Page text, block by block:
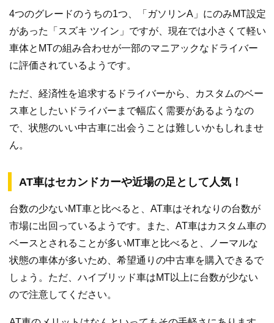
4つのグレードのうちの1つ、「ガソリンA」にのみMT設定
があった「スズキ ツイン」ですが、現在では小さくて軽い
車体とMTの組み合わせが一部のマニアックなドライバー
に評価されているようです。
ただ、経済性を追求するドライバーから、カスタムのベー
ス車としたいドライバーまで幅広く需要があるようなの
で、状態のいい中古車に出会うことは難しいかもしれませ
ん。
AT車はセカンドカーや近場の足として人気！
台数の少ないMT車と比べると、AT車はそれなりの台数が
市場に出回っているようです。また、AT車はカスタム車の
ベースとされることが多いMT車と比べると、ノーマルな
状態の車体が多いため、希望通りの中古車を購入できるで
しょう。ただ、ハイブリッド車はMT以上に台数が少ない
ので注意してください。